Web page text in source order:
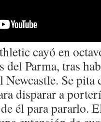
cayó en
del Parma, tras
Se pita
disparar a
él para pararlo.